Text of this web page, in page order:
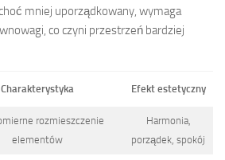
mniej uporządkowany, wymaga
co czyni przestrzeń bardziej
Charakterystyka Efekt estetyczny
rozmieszczenie
elementów
Harmonia,
porządek, spokój